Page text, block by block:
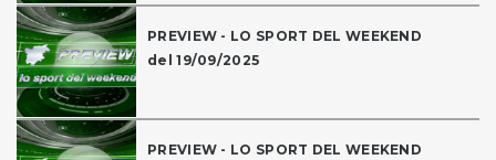
PREVIEW - LO SPORT DEL WEEKEND
del 19/09/2025
PREVIEW - LO SPORT DEL WEEKEND